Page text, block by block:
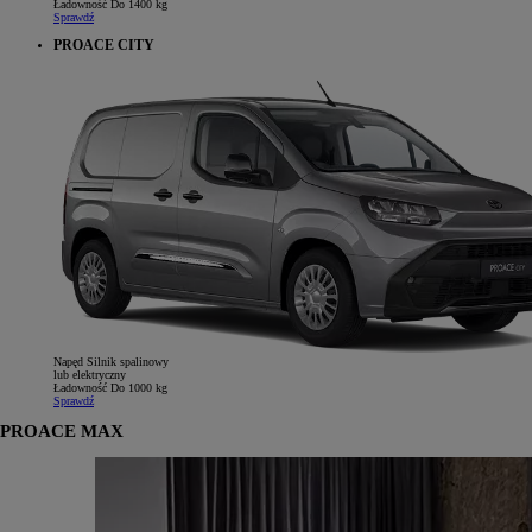
Ładowność Do 1400 kg
Sprawdź
PROACE CITY
Napęd Silnik spalinowy
lub elektryczny
Ładowność Do 1000 kg
Sprawdź
PROACE MAX